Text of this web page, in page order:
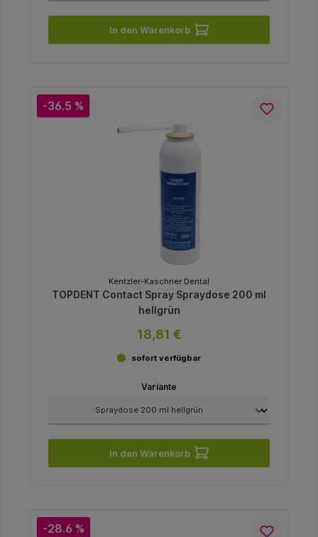
In den Warenkorb
-36.5 %
Kentzler-Kaschner Dental
TOPDENT Contact Spray Spraydose 200 ml
hellgrün
18,81 €
sofort verfügbar
Variante
In den Warenkorb
-28.6 %